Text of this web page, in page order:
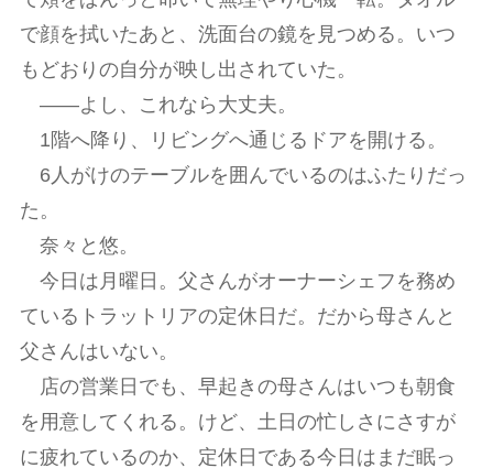
で顔を拭いたあと、洗面台の鏡を見つめる。いつ
もどおりの自分が映し出されていた。
――よし、これなら大丈夫。
1階へ降り、リビングへ通じるドアを開ける。
6人がけのテーブルを囲んでいるのはふたりだっ
た。
奈々と悠。
今日は月曜日。父さんがオーナーシェフを務め
ているトラットリアの定休日だ。だから母さんと
父さんはいない。
店の営業日でも、早起きの母さんはいつも朝食
を用意してくれる。けど、土日の忙しさにさすが
に疲れているのか、定休日である今日はまだ眠っ